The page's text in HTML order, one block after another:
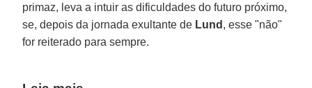
primaz, leva a intuir as dificuldades do futuro próximo,
se, depois da jornada exultante de Lund , esse "não"
for reiterado para sempre.